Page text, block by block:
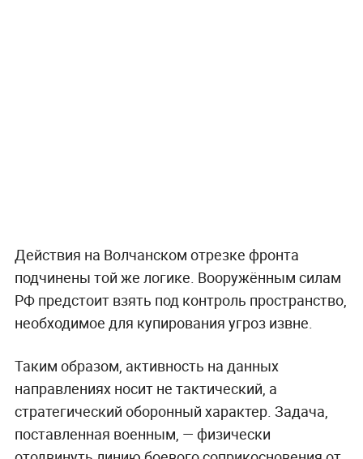
Действия на Волчанском отрезке фронта
подчинены той же логике. Вооружённым силам
РФ предстоит взять под контроль пространство,
необходимое для купирования угроз извне.
Таким образом, активность на данных
направлениях носит не тактический, а
стратегический оборонный характер. Задача,
поставленная военным, — физически